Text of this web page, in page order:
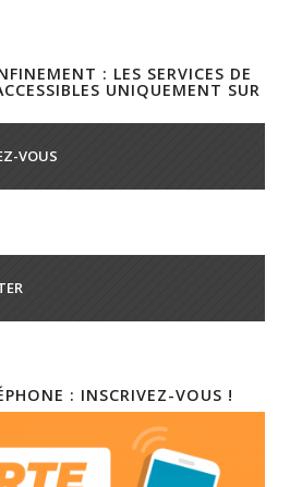
: LES SERVICES DE
UNIQUEMENT SUR
VOUS
: INSCRIVEZ-VOUS !